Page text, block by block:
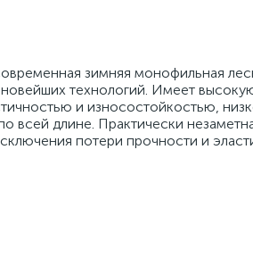
зимняя монофильная
технологий. Имеет
и износостойкостью,
всей длине. Практически
потери прочности и